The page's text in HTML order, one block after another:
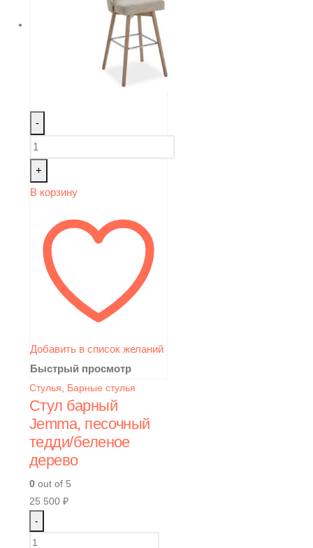
-
+
В корзину
Добавить в список желаний
Быстрый просмотр
Стулья Барные стулья
Стул барный
Jemma, песочный
тедди/беленое
дерево
0 out of 5
25 500 ₽
-